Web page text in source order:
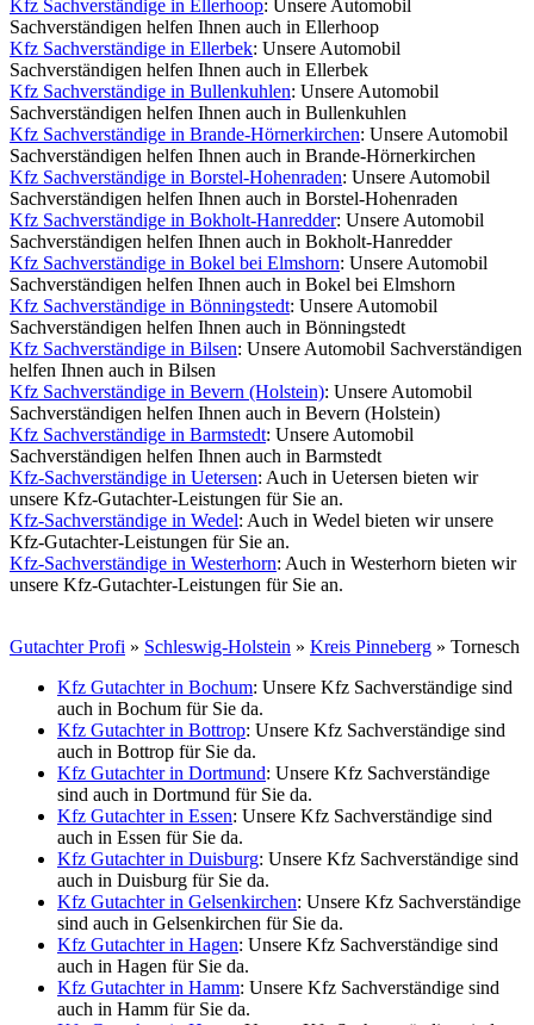
Kfz Sachverständige in Ellerhoop: Unsere Automobil
Sachverständigen helfen Ihnen auch in Ellerhoop
Kfz Sachverständige in Ellerbek: Unsere Automobil
Sachverständigen helfen Ihnen auch in Ellerbek
Kfz Sachverständige in Bullenkuhlen: Unsere Automobil
Sachverständigen helfen Ihnen auch in Bullenkuhlen
Kfz Sachverständige in Brande-Hörnerkirchen: Unsere Automobil
Sachverständigen helfen Ihnen auch in Brande-Hörnerkirchen
Kfz Sachverständige in Borstel-Hohenraden: Unsere Automobil
Sachverständigen helfen Ihnen auch in Borstel-Hohenraden
Kfz Sachverständige in Bokholt-Hanredder: Unsere Automobil
Sachverständigen helfen Ihnen auch in Bokholt-Hanredder
Kfz Sachverständige in Bokel bei Elmshorn: Unsere Automobil
Sachverständigen helfen Ihnen auch in Bokel bei Elmshorn
Kfz Sachverständige in Bönningstedt: Unsere Automobil
Sachverständigen helfen Ihnen auch in Bönningstedt
Kfz Sachverständige in Bilsen: Unsere Automobil Sachverständigen
helfen Ihnen auch in Bilsen
Kfz Sachverständige in Bevern (Holstein): Unsere Automobil
Sachverständigen helfen Ihnen auch in Bevern (Holstein)
Kfz Sachverständige in Barmstedt: Unsere Automobil
Sachverständigen helfen Ihnen auch in Barmstedt
Kfz-Sachverständige in Uetersen: Auch in Uetersen bieten wir
unsere Kfz-Gutachter-Leistungen für Sie an.
Kfz-Sachverständige in Wedel: Auch in Wedel bieten wir unsere
Kfz-Gutachter-Leistungen für Sie an.
Kfz-Sachverständige in Westerhorn: Auch in Westerhorn bieten wir
unsere Kfz-Gutachter-Leistungen für Sie an.
Gutachter Profi » Schleswig-Holstein » Kreis Pinneberg » Tornesch
Kfz Gutachter in Bochum: Unsere Kfz Sachverständige sind
auch in Bochum für Sie da.
Kfz Gutachter in Bottrop: Unsere Kfz Sachverständige sind
auch in Bottrop für Sie da.
Kfz Gutachter in Dortmund: Unsere Kfz Sachverständige
sind auch in Dortmund für Sie da.
Kfz Gutachter in Essen: Unsere Kfz Sachverständige sind
auch in Essen für Sie da.
Kfz Gutachter in Duisburg: Unsere Kfz Sachverständige sind
auch in Duisburg für Sie da.
Kfz Gutachter in Gelsenkirchen: Unsere Kfz Sachverständige
sind auch in Gelsenkirchen für Sie da.
Kfz Gutachter in Hagen: Unsere Kfz Sachverständige sind
auch in Hagen für Sie da.
Kfz Gutachter in Hamm: Unsere Kfz Sachverständige sind
auch in Hamm für Sie da.